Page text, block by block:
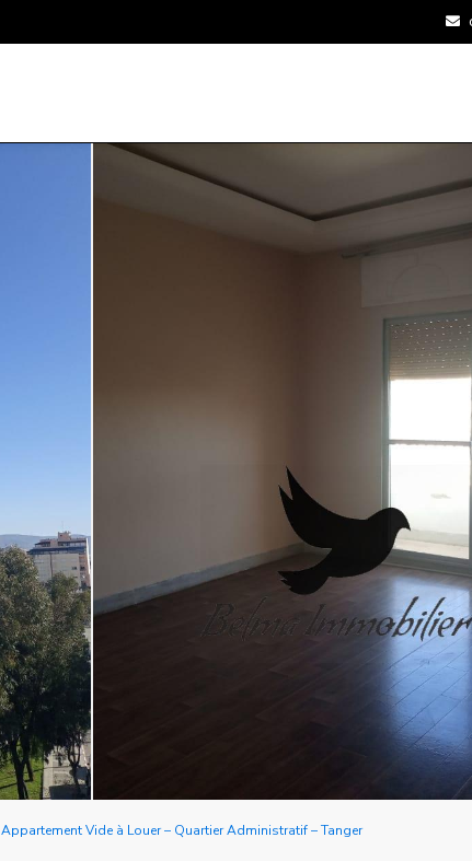
Appartement Vide à Louer – Quartier Administratif – Tanger